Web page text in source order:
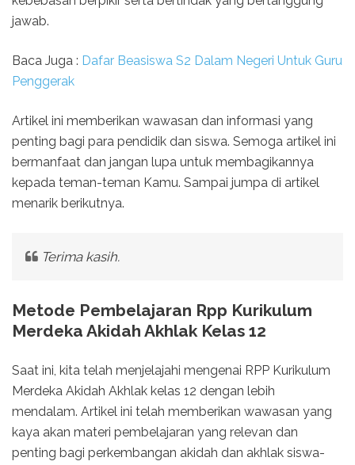
jawab.
Baca Juga : Dafar Beasiswa S2 Dalam Negeri Untuk Guru
Penggerak
Artikel ini memberikan wawasan dan informasi yang
penting bagi para pendidik dan siswa. Semoga artikel ini
bermanfaat dan jangan lupa untuk membagikannya
kepada teman-teman Kamu. Sampai jumpa di artikel
menarik berikutnya.
Terima kasih.
Metode Pembelajaran Rpp Kurikulum
Merdeka Akidah Akhlak Kelas 12
Saat ini, kita telah menjelajahi mengenai RPP Kurikulum
Merdeka Akidah Akhlak kelas 12 dengan lebih
mendalam. Artikel ini telah memberikan wawasan yang
kaya akan materi pembelajaran yang relevan dan
penting bagi perkembangan akidah dan akhlak siswa-